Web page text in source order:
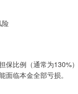
险
保比例（通常为130%
面临本金全部亏损。